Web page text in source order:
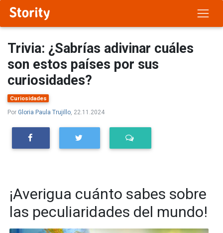
Trivia: ¿Sabrías adivinar cuáles
son estos países por sus
curiosidades?
Curiosidades
Por Gloria Paula Trujillo , 22.11.2024
¡Averigua cuánto sabes sobre
las peculiaridades del mundo!